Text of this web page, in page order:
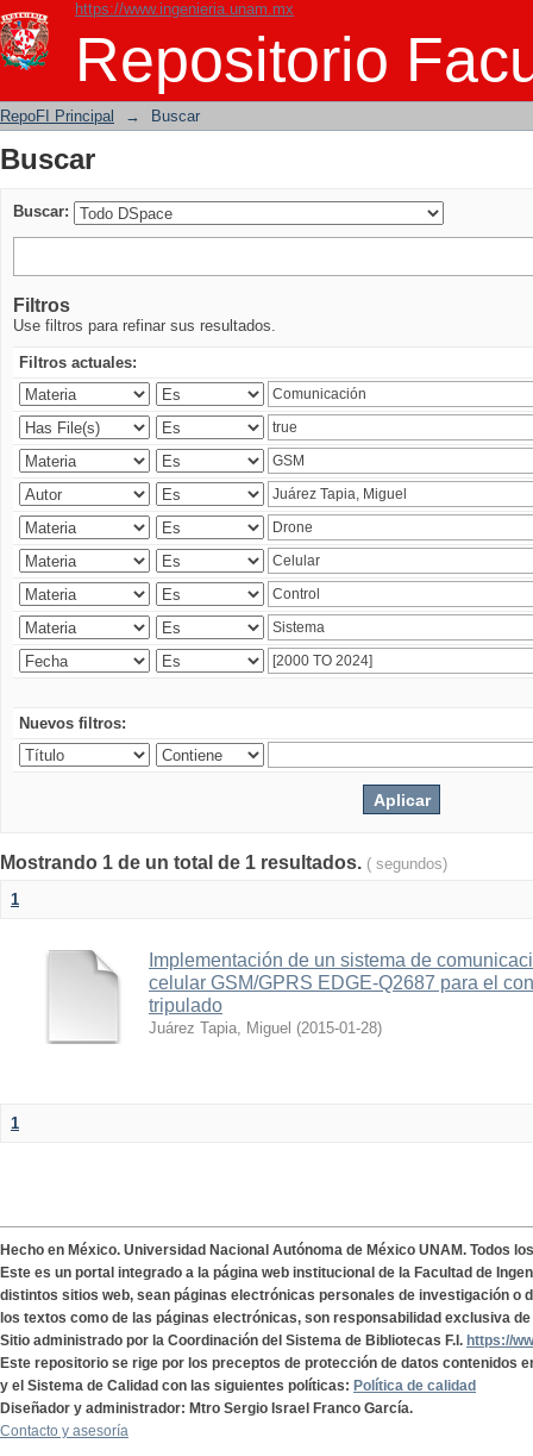
https://www.ingenieria.unam.mx
Repositorio
Buscar
RepoFI Principal → Buscar
Buscar
Buscar:
Filtros
Use filtros para refinar sus resultados.
Filtros actuales:
Nuevos filtros:
Mostrando 1 de un total de 1 resultados. ( segundos)
1
Implementación de un sistema de
celular GSM/GPRS EDGE-Q2687 para el
tripulado
Juárez Tapia, Miguel (2015-01-28)
1
Hecho en México. Universidad Nacional Autónoma de México UNAM. Todos
Este es un portal integrado a la página web institucional de la Facultad de
distintos sitios web, sean páginas electrónicas personales de investigación o
los textos como de las páginas electrónicas, son responsabilidad exclusiva
Sitio administrado por la Coordinación del Sistema de Bibliotecas F.I. https://
Este repositorio se rige por los preceptos de protección de datos contenidos
y el Sistema de Calidad con las siguientes políticas: Política de calidad
Diseñador y administrador: Mtro Sergio Israel Franco García.
Contacto y asesoría